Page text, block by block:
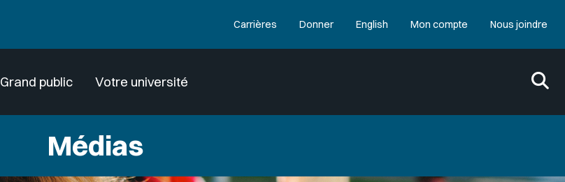
Carrières Donner English Mon compte Nous joindre
Grand public Votre université
Médias